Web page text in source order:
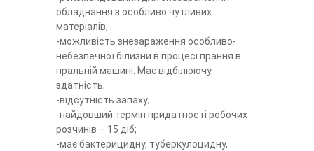
обладнання з особливо чутливих
матеріалів;
-можливість знезараження особливо-
небезпечної білизни в процесі прання в
пральній машині. Має відбілюючу
здатність;
-відсутність запаху;
-найдовший термін придатності робочих
розчинів – 15 діб;
-має бактерицидну, туберкулоцидну,